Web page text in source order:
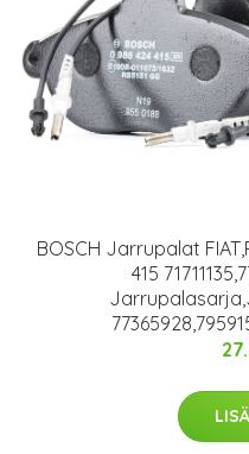
BOSCH Jarrupalat
415